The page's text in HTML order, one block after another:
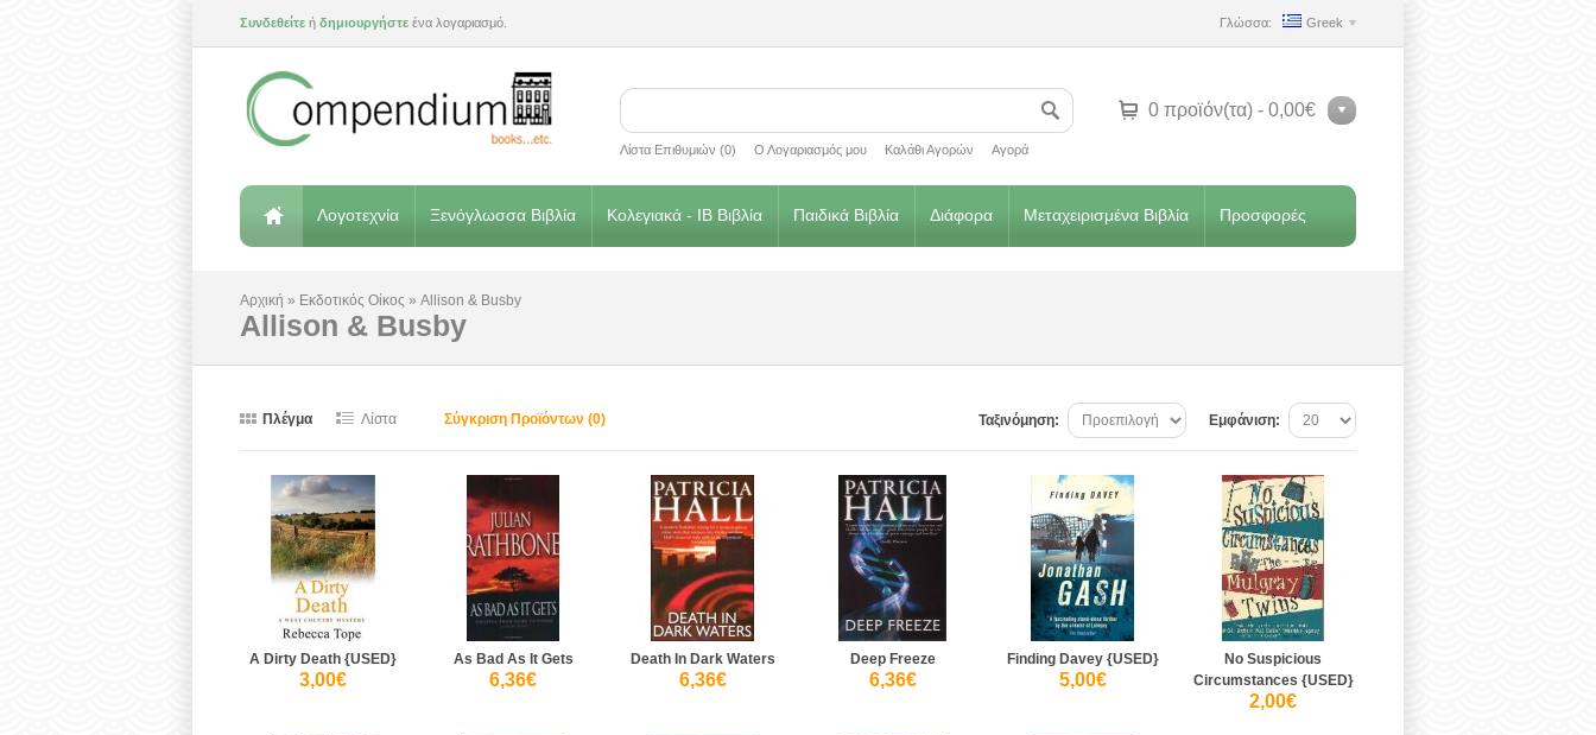
Συνδεθείτε ή δημιουργήστε ένα λογαριασμό. Γλώσσα: Greek
Λίστα Επιθυμιών (0) Ο Λογαριασμός μου Καλάθι Αγορών Αγορά
0 προϊόν(τα) - 0,00€
Λογοτεχνία Ξενόγλωσσα Βιβλία Κολεγιακά - IB Βιβλία Παιδικά Βιβλία Διάφορα Μεταχειρισμένα Βιβλία Προσφορές
Αρχική » Εκδοτικός Οίκος » Allison & Busby
Allison & Busby
Πλέγμα Λίστα Σύγκριση Προϊόντων (0) Εμφάνιση:
Ταξινόμηση:
A Dirty Death {USED}
3,00€
As Bad As It Gets
6,36€
Death In Dark Waters
6,36€
Deep Freeze
6,36€
Finding Davey {USED}
5,00€
No Suspicious
Circumstances {USED}
2,00€